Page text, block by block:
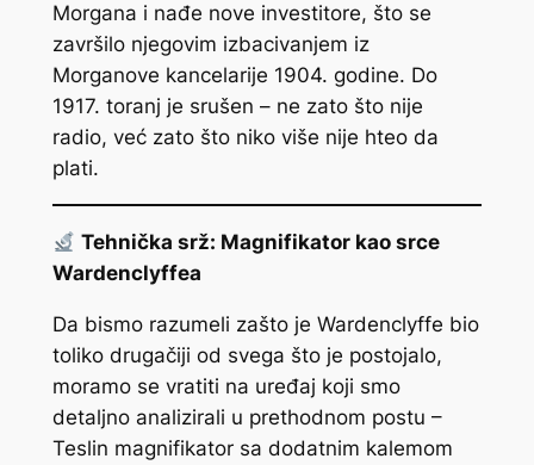
Morgana i nađe nove investitore, što se
završilo njegovim izbacivanjem iz
Morganove kancelarije 1904. godine. Do
1917. toranj je srušen – ne zato što nije
radio, već zato što niko više nije hteo da
plati.
Tehnička srž: Magnifikator kao srce
Wardenclyffea
Da bismo razumeli zašto je Wardenclyffe bio
toliko drugačiji od svega što je postojalo,
moramo se vratiti na uređaj koji smo
detaljno analizirali u prethodnom postu –
Teslin magnifikator sa dodatnim kalemom